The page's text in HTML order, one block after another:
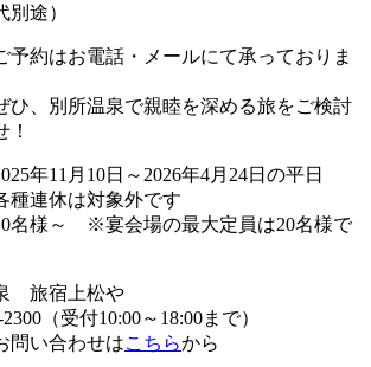
別途）
予約はお電話・メールにて承っておりま
ひ、別所温泉で親睦を深める旅をご検討
！
年11月10日～2026年4月24日の平日
種連休は対象外です
名様～ ※宴会場の最大定員は20名様で
旅宿上松や
（受付10:00～18:00まで）
問い合わせはこちらから